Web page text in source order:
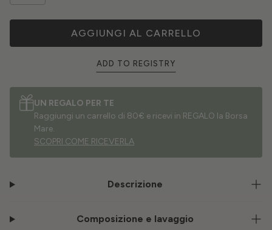
AGGIUNGI AL CARRELLO
ADD TO REGISTRY
UN REGALO PER TE
Raggiungi un carrello di 80€ e ricevi in REGALO la Borsa
Mare.
SCOPRI COME RICEVERLA
Descrizione
Composizione e lavaggio